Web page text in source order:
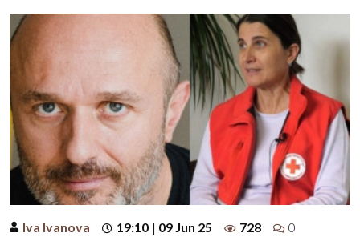
Iva Ivanova 19:10 | 09 Jun 25 728 0